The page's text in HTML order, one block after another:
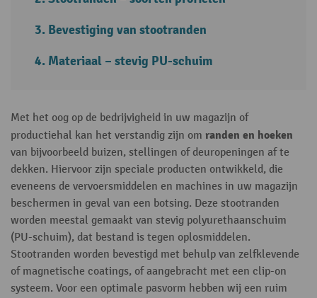
Bevestiging van stootranden
Materiaal – stevig PU-schuim
Met het oog op de bedrijvigheid in uw magazijn of
productiehal kan het verstandig zijn om randen en hoeken
van bijvoorbeeld buizen, stellingen of deuropeningen af te
dekken. Hiervoor zijn speciale producten ontwikkeld, die
eveneens de vervoersmiddelen en machines in uw magazijn
beschermen in geval van een botsing. Deze stootranden
worden meestal gemaakt van stevig polyurethaanschuim
(PU-schuim), dat bestand is tegen oplosmiddelen.
Stootranden worden bevestigd met behulp van zelfklevende
of magnetische coatings, of aangebracht met een clip-on
systeem. Voor een optimale pasvorm hebben wij een ruim